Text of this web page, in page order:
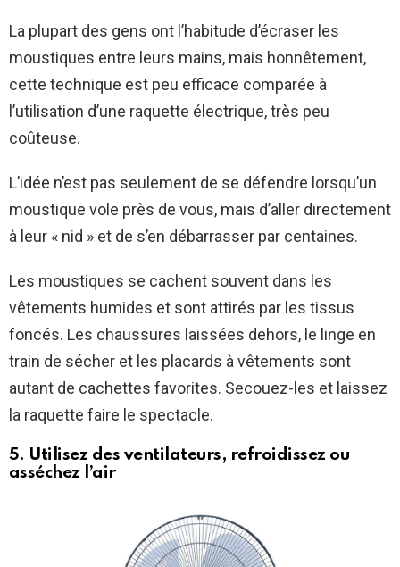
La plupart des gens ont l’habitude d’écraser les
moustiques entre leurs mains, mais honnêtement,
cette technique est peu efficace comparée à
l’utilisation d’une raquette électrique, très peu
coûteuse.
L’idée n’est pas seulement de se défendre lorsqu’un
moustique vole près de vous, mais d’aller directement
à leur « nid » et de s’en débarrasser par centaines.
Les moustiques se cachent souvent dans les
vêtements humides et sont attirés par les tissus
foncés. Les chaussures laissées dehors, le linge en
train de sécher et les placards à vêtements sont
autant de cachettes favorites. Secouez-les et laissez
la raquette faire le spectacle.
5. Utilisez des ventilateurs, refroidissez ou
asséchez l’air